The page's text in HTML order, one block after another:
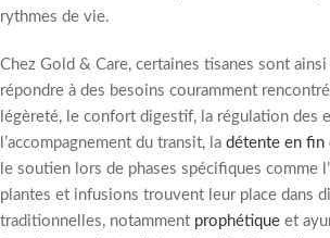
rythmes de vie.
Chez Gold & Care, certaines tisanes sont
répondre à des besoins couramment
légèreté, le confort digestif, la régulation des
l’accompagnement du transit, la détente en fin
le soutien lors de phases spécifiques comme
plantes et infusions trouvent leur place dans
traditionnelles, notamment prophétique et